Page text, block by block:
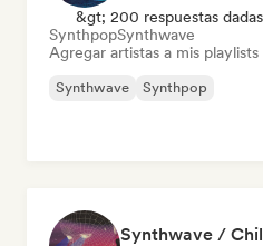
&gt; 200 respuestas dadas
SynthpopSynthwave
Agregar artistas a mis
Synthwave Synthpop
Synthwave /